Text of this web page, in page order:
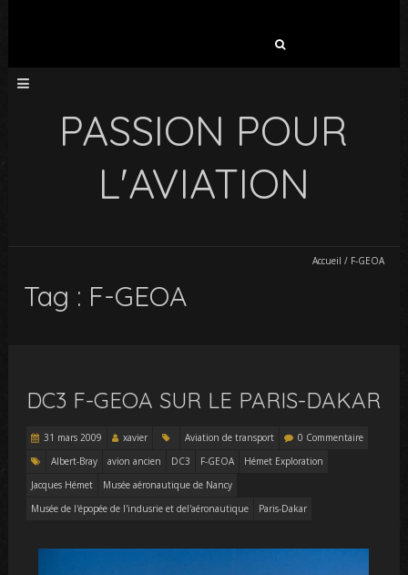
PASSION POUR
L'AVIATION
Accueil / F-GEOA
Tag : F-GEOA
DC3 F-GEOA SUR LE PARIS-DAKAR
31 mars 2009 xavier Aviation de transport
0 Commentaire
Albert-Bray
avion ancien DC3 F-GEOA
Hémet Exploration
Jacques Hémet
Musée aéronautique de Nancy
Musée de l'épopée de l'indusrie et del'aéronautique
Paris-Dakar